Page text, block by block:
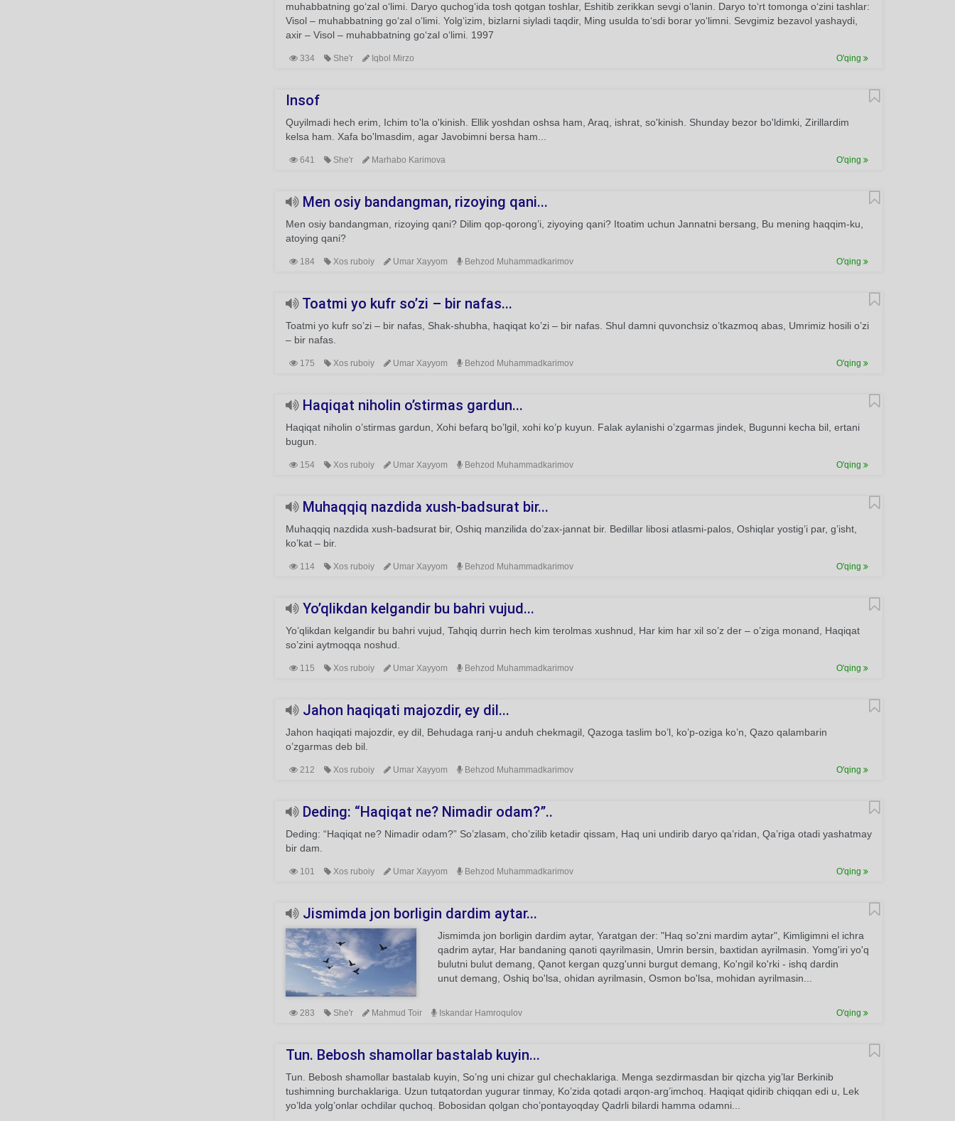
muhabbatning go‘zal o‘limi. Daryo quchog‘ida tosh qotgan toshlar, Eshitib zerikkan sevgi o‘lanin. Daryo to‘rt tomonga o‘zini tashlar:
Visol – muhabbatning go‘zal o‘limi. Yolg‘izim, bizlarni siyladi taqdir, Ming usulda to‘sdi borar yo‘limni. Sevgimiz bezavol yashaydi,
axir – Visol – muhabbatning go‘zal o‘limi. 1997
334 She'r Iqbol Mirzo O'qing
Insof
Quyilmadi hech erim, Ichim to'la o'kinish. Ellik yoshdan oshsa ham, Araq, ishrat, so'kinish. Shunday bezor bo'ldimki, Zirillardim
kelsa ham. Xafa bo'lmasdim, agar Javobimni bersa ham...
641 She'r Marhabo Karimova O'qing
Men osiy bandangman, rizoying qani...
Men osiy bandangman, rizoying qani? Dilim qop-qorong’i, ziyoying qani? Itoatim uchun Jannatni bersang, Bu mening haqqim-ku,
atoying qani?
184 Xos ruboiy Umar Xayyom Behzod Muhammadkarimov O'qing
Toatmi yo kufr so’zi – bir nafas...
Toatmi yo kufr so’zi – bir nafas, Shak-shubha, haqiqat ko’zi – bir nafas. Shul damni quvonchsiz o’tkazmoq abas, Umrimiz hosili o’zi
– bir nafas.
175 Xos ruboiy Umar Xayyom Behzod Muhammadkarimov O'qing
Haqiqat niholin o’stirmas gardun...
Haqiqat niholin o’stirmas gardun, Xohi befarq bo’lgil, xohi ko’p kuyun. Falak aylanishi o’zgarmas jindek, Bugunni kecha bil, ertani
bugun.
154 Xos ruboiy Umar Xayyom Behzod Muhammadkarimov O'qing
Muhaqqiq nazdida xush-badsurat bir...
Muhaqqiq nazdida xush-badsurat bir, Oshiq manzilida do’zax-jannat bir. Bedillar libosi atlasmi-palos, Oshiqlar yostig’i par, g’isht,
ko’kat – bir.
114 Xos ruboiy Umar Xayyom Behzod Muhammadkarimov O'qing
Yo’qlikdan kelgandir bu bahri vujud...
Yo’qlikdan kelgandir bu bahri vujud, Tahqiq durrin hech kim terolmas xushnud, Har kim har xil so’z der – o’ziga monand, Haqiqat
so’zini aytmoqqa noshud.
115 Xos ruboiy Umar Xayyom Behzod Muhammadkarimov O'qing
Jahon haqiqati majozdir, ey dil...
Jahon haqiqati majozdir, ey dil, Behudaga ranj-u anduh chekmagil, Qazoga taslim bo’l, ko’p-oziga ko’n, Qazo qalambarin
o’zgarmas deb bil.
212 Xos ruboiy Umar Xayyom Behzod Muhammadkarimov O'qing
Deding: “Haqiqat ne? Nimadir odam?”..
Deding: “Haqiqat ne? Nimadir odam?” So’zlasam, cho’zilib ketadir qissam, Haq uni undirib daryo qa’ridan, Qa’riga otadi yashatmay
bir dam.
101 Xos ruboiy Umar Xayyom Behzod Muhammadkarimov O'qing
Jismimda jon borligin dardim aytar...
Jismimda jon borligin dardim aytar, Yaratgan der: "Haq so'zni mardim aytar", Kimligimni el ichra
qadrim aytar, Har bandaning qanoti qayrilmasin, Umrin bersin, baxtidan ayrilmasin. Yomg'iri yo'q
bulutni bulut demang, Qanot kergan quzg'unni burgut demang, Ko'ngil ko'rki - ishq dardin
unut demang, Oshiq bo'lsa, ohidan ayrilmasin, Osmon bo'lsa, mohidan ayrilmasin...
283 She'r Mahmud Toir Iskandar Hamroqulov O'qing
Tun. Bebosh shamollar bastalab kuyin...
Tun. Bebosh shamollar bastalab kuyin, So’ng uni chizar gul chechaklariga. Menga sezdirmasdan bir qizcha yig’lar Berkinib
tushimning burchaklariga. Uzun tutqatordan yugurar tinmay, Ko’zida qotadi arqon-arg’imchoq. Haqiqat qidirib chiqqan edi u, Lek
yo’lda yolg’onlar ochdilar quchoq. Bobosidan qolgan cho’pontayoqday Qadrli bilardi hamma odamni...